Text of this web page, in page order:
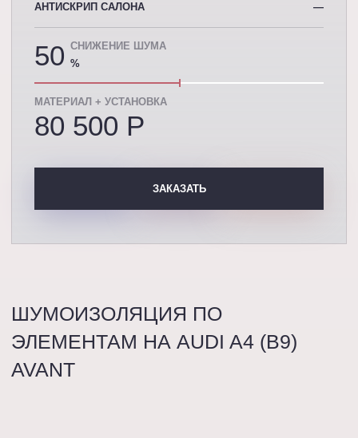
АНТИСКРИП САЛОНА
—
50 СНИЖЕНИЕ ШУМА
%
МАТЕРИАЛ + УСТАНОВКА
80 500 P
ЗАКАЗАТЬ
ШУМОИЗОЛЯЦИЯ ПО
ЭЛЕМЕНТАМ НА AUDI A4 (B9)
AVANT